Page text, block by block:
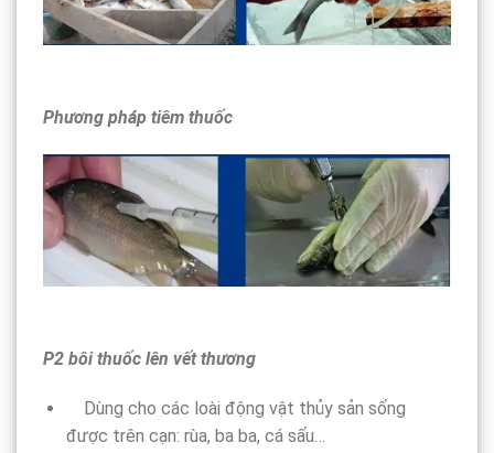
Phương pháp tiêm thuốc
P2 bôi thuốc lên vết thương
Dùng cho các loài động vật thủy sản sống
được trên cạn: rùa, ba ba, cá sấu…